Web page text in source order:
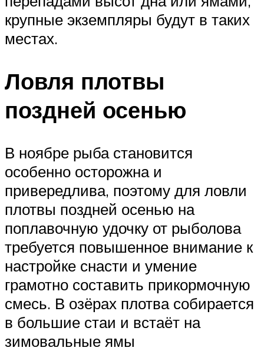
крупные экземпляры будут в таких
местах.
Ловля плотвы
поздней осенью
В ноябре рыба становится
особенно осторожна и
привередлива, поэтому для ловли
плотвы поздней осенью на
поплавочную удочку от рыболова
требуется повышенное внимание к
настройке снасти и умение
грамотно составить прикормочную
смесь. В озёрах плотва собирается
в большие стаи и встаёт на
зимовальные ямы